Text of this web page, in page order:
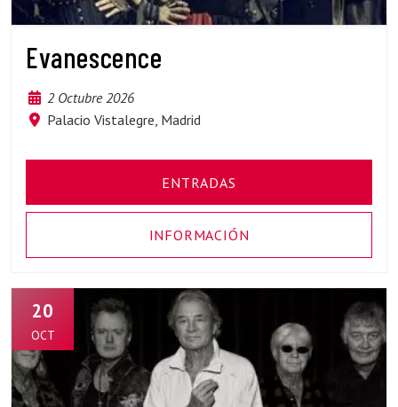
Evanescence
2 Octubre 2026
Palacio Vistalegre, Madrid
ENTRADAS
INFORMACIÓN
20
OCT